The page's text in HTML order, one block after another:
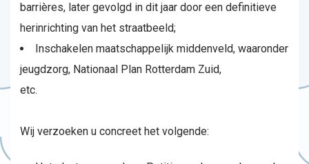
barrières, later gevolgd in dit jaar door een definitieve
herinrichting van het straatbeeld;
Inschakelen maatschappelijk middenveld, waaronder
jeugdzorg, Nationaal Plan Rotterdam Zuid,
etc.
Wij verzoeken u concreet het volgende: